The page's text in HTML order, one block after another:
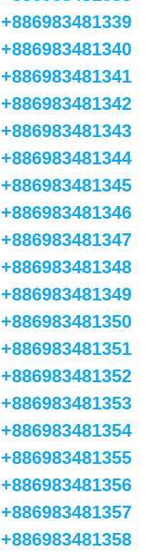
+886983481339
+886983481340
+886983481341
+886983481342
+886983481343
+886983481344
+886983481345
+886983481346
+886983481347
+886983481348
+886983481349
+886983481350
+886983481351
+886983481352
+886983481353
+886983481354
+886983481355
+886983481356
+886983481357
+886983481358